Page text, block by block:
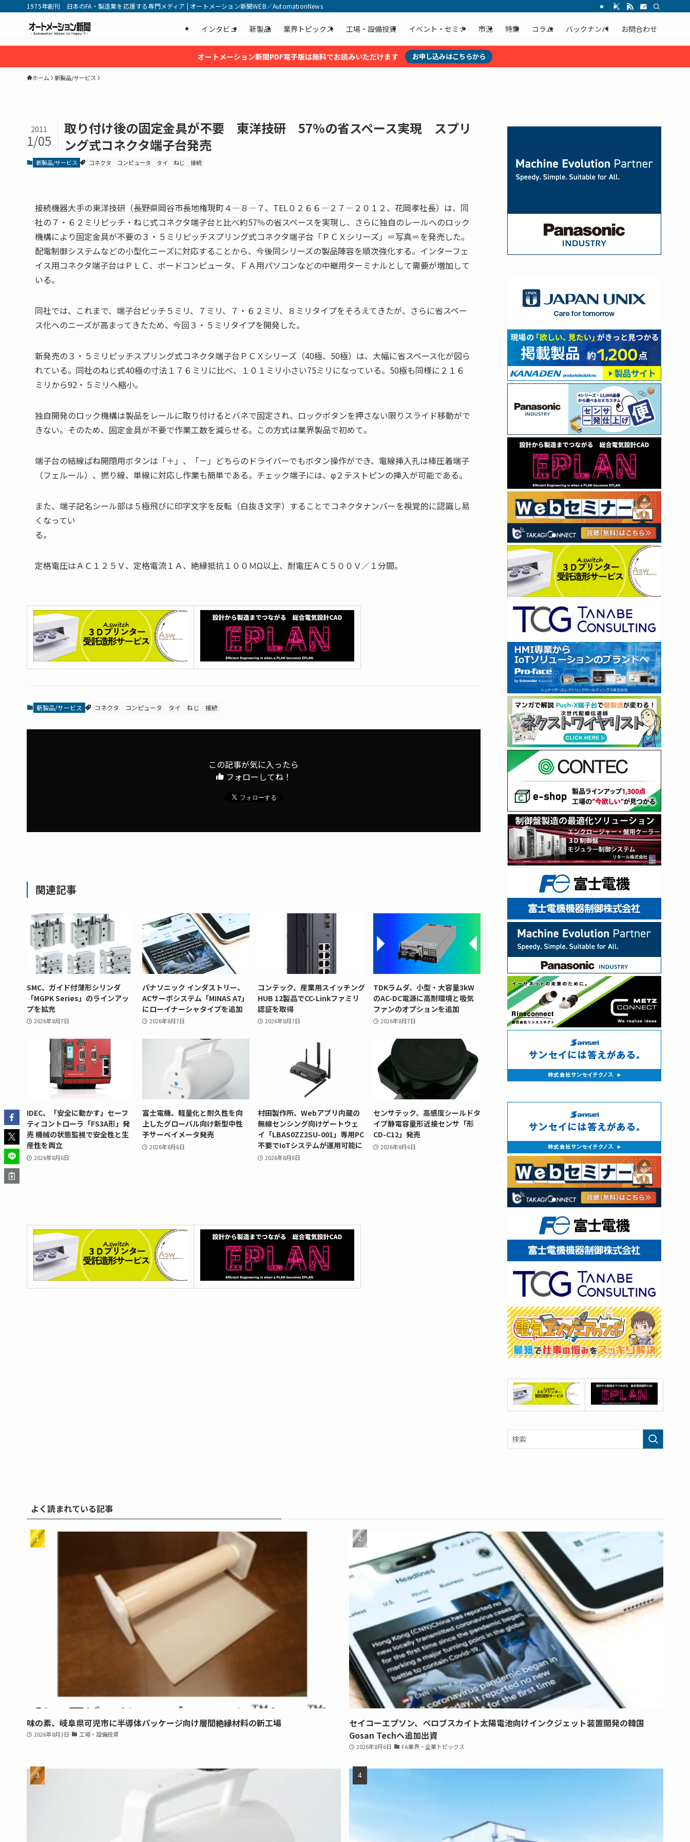
1975年創刊 日本のFA・製造業を応援する専門メディア | オートメーション新聞WEB／AutomationNews
インタビュ 新製品 業界トピックス 工場・設備投資 イベント・セミナ 市況 特集 コラム バックナンバ お問合わせ
オートメーション新聞PDF電子版は無料でお読みいただけます お申し込みはこちらから
ホーム 新製品/サービス
取り付け後の固定金具が不要 東洋技研 57%の省スペース実現 スプリ
ング式コネクタ端子台発売
2011
1/05
新製品/サービス コネクタ コンピュータ タイ ねじ 接続
接続機器大手の東洋技研（長野県岡谷市長地権現町４―８―７、TEL０２６６―２７―２０１２、花岡孝社長）は、同
社の７・６２ミリピッチ・ねじ式コネクタ端子台と比べ約57％の省スペースを実現し、さらに独自のレールへのロック
機構により固定金具が不要の３・５ミリピッチスプリング式コネクタ端子台「ＰＣＸシリーズ」＝写真＝を発売した。
配電制御システムなどの小型化ニーズに対応することから、今後同シリーズの製品陣容を順次強化する。インターフェ
イス用コネクタ端子台はＰＬＣ、ボードコンピュータ、ＦＡ用パソコンなどの中継用ターミナルとして需要が増加して
いる。
同社では、これまで、端子台ピッチ５ミリ、７ミリ、７・６２ミリ、８ミリタイプをそろえてきたが、さらに省スペー
ス化へのニーズが高まってきたため、今回３・５ミリタイプを開発した。
新発売の３・５ミリピッチスプリング式コネクタ端子台ＰＣＸシリーズ（40極、50極）は、大幅に省スペース化が図ら
れている。同社のねじ式40極の寸法１７６ミリに比べ、１０１ミリ小さい75ミリになっている。50極も同様に２１６
ミリから92・５ミリへ縮小。
独自開発のロック機構は製品をレールに取り付けるとバネで固定され、ロックボタンを押さない限りスライド移動がで
きない。そのため、固定金具が不要で作業工数を減らせる。この方式は業界製品で初めて。
端子台の結線ばね開閉用ボタンは「＋」、「－」どちらのドライバーでもボタン操作ができ、電線挿入孔は棒圧着端子
（フェルール）、撚り線、単線に対応し作業も簡単である。チェック端子には、φ２テストピンの挿入が可能である。
また、端子記名シール部は５極飛びに印字文字を反転（白抜き文字）することでコネクタナンバーを視覚的に認識し易
くなってい
る。
定格電圧はＡＣ１２５Ｖ、定格電流１Ａ、絶縁抵抗１００ＭΩ以上、耐電圧ＡＣ５００Ｖ／１分間。
新製品/サービス コネクタ コンピュータ タイ ねじ 接続
この記事が気に入ったら
フォローしてね！
関連記事
SMC、ガイド付薄形シリンダ
「MGPK Series」のラインアッ
プを拡充
2026年8月7日
パナソニック インダストリー、
ACサーボシステム「MINAS A7」
にローイナーシャタイプを追加
2026年8月7日
コンテック、産業用スイッチング
HUB 12製品でCC-Linkファミリ
認証を取得
2026年8月7日
TDKラムダ、小型・大容量3kW
のAC-DC電源に高耐環境と吸気
ファンのオプションを追加
2026年8月7日
IDEC、「安全に動かす」セーフ
ティコントローラ「FS3A形」発
売 機械の状態監視で安全性と生
産性を両立
2026年8月6日
富士電機、軽量化と耐久性を向
上したグローバル向け新型中性
子サーベイメータ発売
2026年8月6日
村田製作所、Webアプリ内蔵の
無線センシング向けゲートウェ
イ「LBAS0ZZ2SU-001」専用PC
不要でIoTシステムが運用可能に
2026年8月6日
センサテック、高感度シールドタ
イプ静電容量形近接センサ「形
CD-C12」発売
2026年8月6日
よく読まれている記事
味の素、岐阜県可児市に半導体パッケージ向け層間絶縁材料の新工場
2026年8月3日 工場・設備投資
セイコーエプソン、ペロブスカイト太陽電池向けインクジェット装置開発の韓国
Gosan Techへ追加出資
2026年8月6日 FA業界・企業トピックス